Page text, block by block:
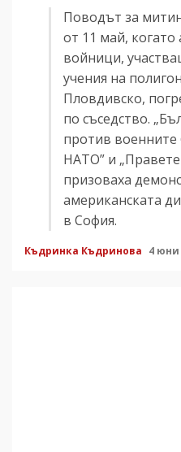
Поводът за
от 11 май, когато
войници,
учения на
Пловдивско,
по съседство.
против
НАТО” и
призоваха
американската
в София.
Къдринка Къдринова 4 юни